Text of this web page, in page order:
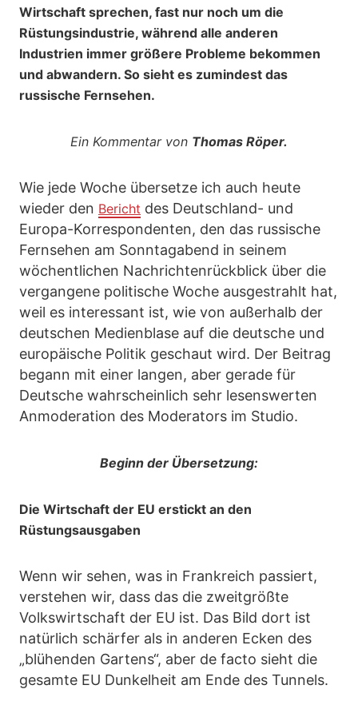
Wirtschaft sprechen, fast nur noch um die
Rüstungsindustrie, während alle anderen
Industrien immer größere Probleme bekommen
und abwandern. So sieht es zumindest das
russische Fernsehen.
Ein Kommentar von Thomas Röper.
Wie jede Woche übersetze ich auch heute
wieder den Bericht des Deutschland- und
Europa-Korrespondenten, den das russische
Fernsehen am Sonntagabend in seinem
wöchentlichen Nachrichtenrückblick über die
vergangene politische Woche ausgestrahlt hat,
weil es interessant ist, wie von außerhalb der
deutschen Medienblase auf die deutsche und
europäische Politik geschaut wird. Der Beitrag
begann mit einer langen, aber gerade für
Deutsche wahrscheinlich sehr lesenswerten
Anmoderation des Moderators im Studio.
Beginn der Übersetzung:
Die Wirtschaft der EU erstickt an den
Rüstungsausgaben
Wenn wir sehen, was in Frankreich passiert,
verstehen wir, dass das die zweitgrößte
Volkswirtschaft der EU ist. Das Bild dort ist
natürlich schärfer als in anderen Ecken des
„blühenden Gartens“, aber de facto sieht die
gesamte EU Dunkelheit am Ende des Tunnels.